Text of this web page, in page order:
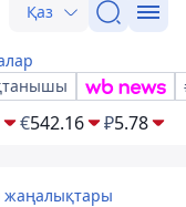
Қаз
€542.16 ₽5.78